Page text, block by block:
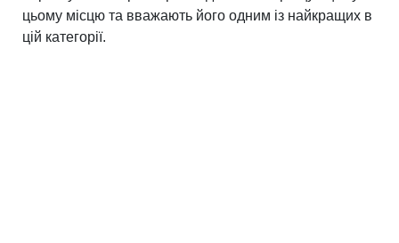
цьому місцю та вважають його одним із найкращих в
цій категорії.